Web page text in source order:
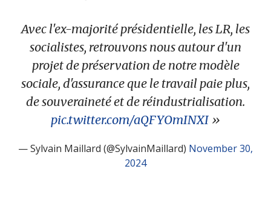
Avec l'ex-majorité présidentielle, les LR, les
socialistes, retrouvons nous autour d'un
projet de préservation de notre modèle
sociale, d'assurance que le travail paie plus,
de souveraineté et de réindustrialisation.
pic.twitter.com/aQFYOmINXI
— Sylvain Maillard (@SylvainMaillard) November 30,
2024